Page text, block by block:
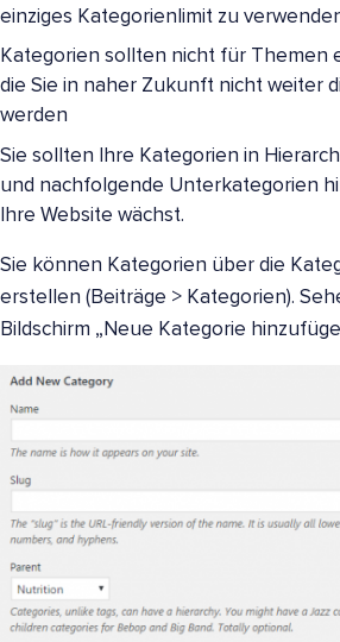
einziges Kategorienlimit zu
Kategorien sollten nicht für Themen
die Sie in naher Zukunft nicht weiter
werden
Sie sollten Ihre Kategorien in
und nachfolgende Unterkategorien
Ihre Website wächst.
Sie können Kategorien über die
erstellen (Beiträge > Kategorien).
Bildschirm „Neue Kategorie